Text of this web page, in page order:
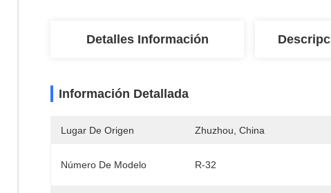
Detalles Información
Información Detallada
Lugar De Origen Zhuzhou, China
Número De Modelo R-32